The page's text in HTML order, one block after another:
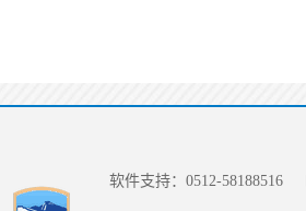
软件支持：0512-58188516